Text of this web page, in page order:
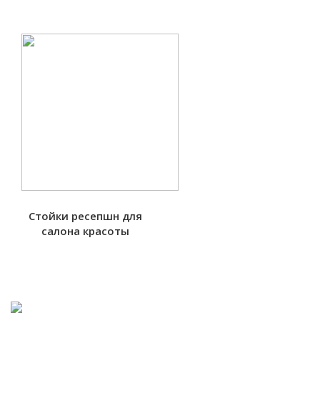
Стойки ресепшн для
салона красоты